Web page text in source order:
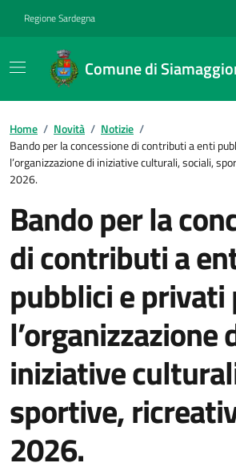
Regione Sardegna
Comune di
Home / Novità / Notizie /
Bando per la concessione di contributi a enti
l’organizzazione di iniziative culturali, sociali,
2026.
Bando per la
di contributi a
pubblici e privati
l’organizzazione
iniziative
sportive,
2026.